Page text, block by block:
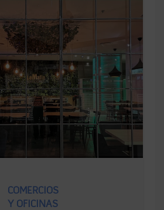
COMERCIOS
Y OFICINAS